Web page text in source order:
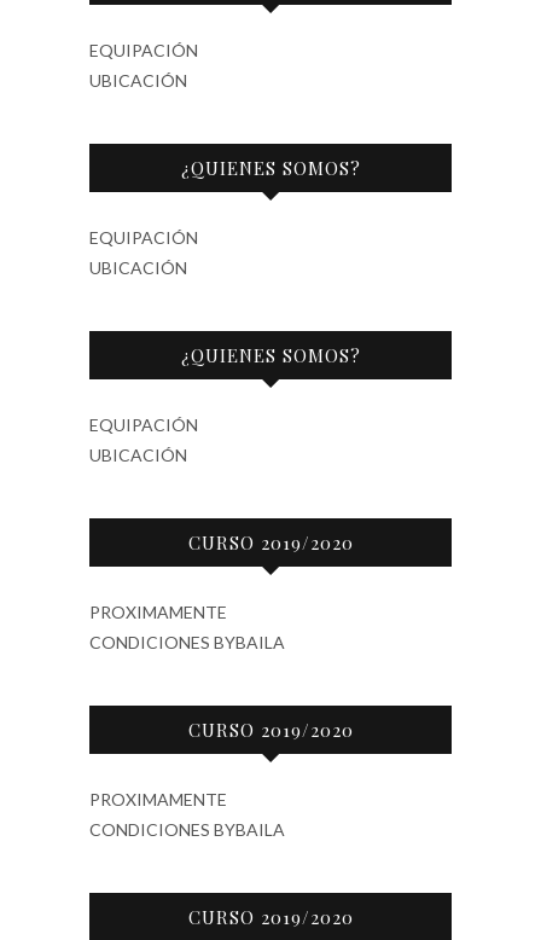
EQUIPACIÓN
UBICACIÓN
¿QUIENES SOMOS?
EQUIPACIÓN
UBICACIÓN
¿QUIENES SOMOS?
EQUIPACIÓN
UBICACIÓN
CURSO 2019/2020
PROXIMAMENTE
CONDICIONES BYBAILA
CURSO 2019/2020
PROXIMAMENTE
CONDICIONES BYBAILA
CURSO 2019/2020